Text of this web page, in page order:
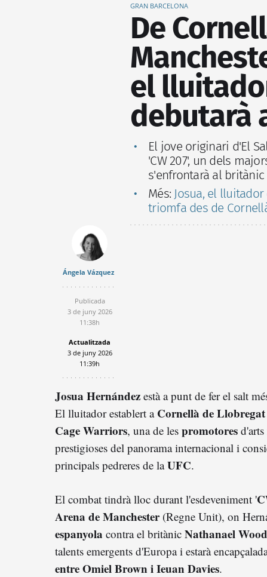
GRAN BARCELONA
De
el
debutarà
El jove originari d'El
'CW 207', un dels
s'enfrontarà al
Més: Josua, el
triomfa des de
Ángela Vázquez
Publicada
3 de juny 2026
11:38h
Actualitzada
3 de juny 2026
11:39h
Josua Hernández està a punt de fer el salt
El lluitador establert a Cornellà de Llobregat
Cage Warriors, una de les promotores
prestigioses del panorama internacional i
principals pedreres de laUFC.
El combat tindrà lloc durant l'esdeveniment '
Arena de Manchester (Regne Unit), on
espanyola contra el britànic Nathanael
talents emergents d'Europa i estarà
entre Omiel Brown i Ieuan Davies.